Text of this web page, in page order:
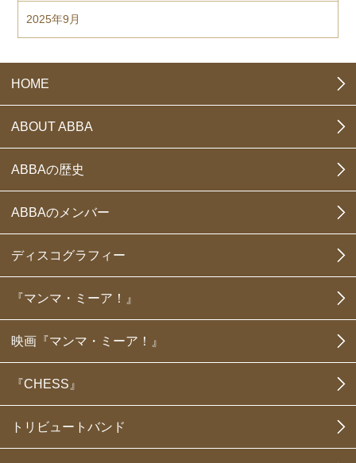
2025年9月
HOME
ABOUT ABBA
ABBAの歴史
ABBAのメンバー
ディスコグラフィー
『マンマ・ミーア！』
映画『マンマ・ミーア！』
『CHESS』
トリビュートバンド